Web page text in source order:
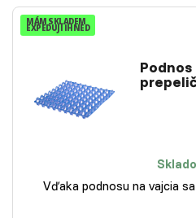
MÁM SKLADEM
EXPEDUJI IHNED
Vďaka podnosu na vajcia